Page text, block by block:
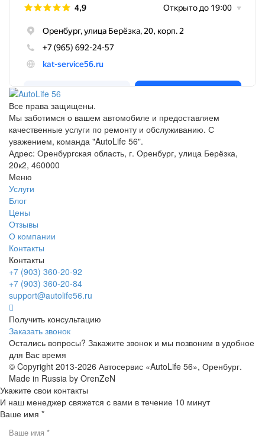
Все права защищены.
Мы заботимся о вашем автомобиле и предоставляем
качественные услуги по ремонту и обслуживанию. С
уважением, команда "AutoLife 56".
Адрес: Оренбургская область, г. Оренбург, улица Берёзка,
20к2, 460000
Меню
Услуги
Блог
Цены
Отзывы
О компании
Контакты
Контакты
+7 (903) 360-20-92
+7 (903) 360-20-84
support@autolife56.ru
Получить консультацию
Заказать звонок
Остались вопросы? Закажите звонок и мы позвоним в удобное
для Вас время
© Copyright 2013-2026 Автосервис «AutoLife 56», Оренбург.
Made in Russia by OrenZeN
Укажите свои контакты
И наш менеджер свяжется с вами в течение 10 минут
Ваше имя *